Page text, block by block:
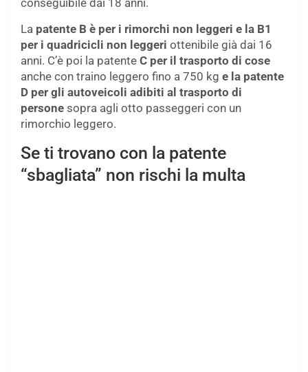
La patente B è per i rimorchi non leggeri e la B1
per i quadricicli non leggeri ottenibile già dai 16
anni. C’è poi la patente C per il trasporto di cose
anche con traino leggero fino a 750 kg e la patente
D per gli autoveicoli adibiti al trasporto di
persone sopra agli otto passeggeri con un
rimorchio leggero.
Se ti trovano con la patente
“sbagliata” non rischi la multa